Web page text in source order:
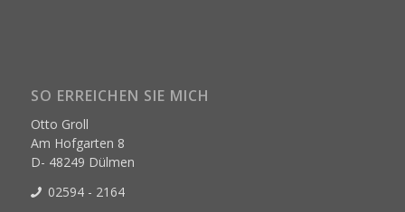
SO ERREICHEN SIE MICH
Otto Groll
Am Hofgarten 8
D- 48249 Dülmen
02594 - 2164